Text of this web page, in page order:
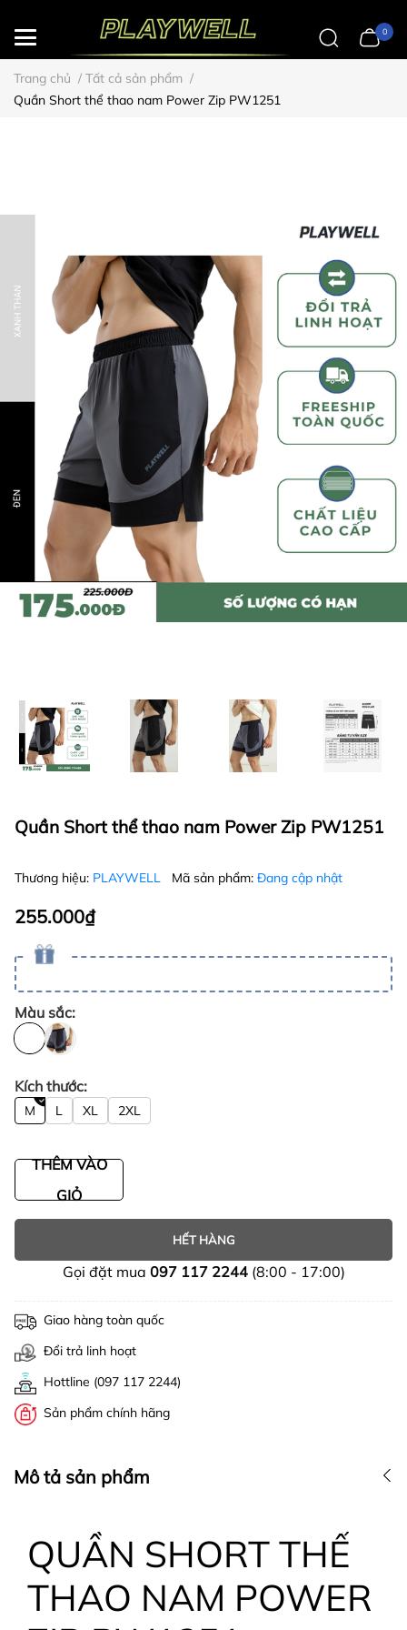
0
Trang chủ / Tất cả sản phẩm /
Quần Short thể thao nam Power Zip PW1251
Quần Short thể thao nam Power Zip PW1251
Thương hiệu: PLAYWELL Mã sản phẩm: Đang cập nhật
255.000₫
Màu sắc:
Kích thước:
M L XL 2XL
THÊM VÀO
GIỎ
HẾT HÀNG
Gọi đặt mua 097 117 2244 (8:00 - 17:00)
Giao hàng toàn quốc
Đổi trả linh hoạt
Hottline (097 117 2244)
Sản phẩm chính hãng
Mô tả sản phẩm
QUẦN SHORT THỂ
THAO NAM POWER